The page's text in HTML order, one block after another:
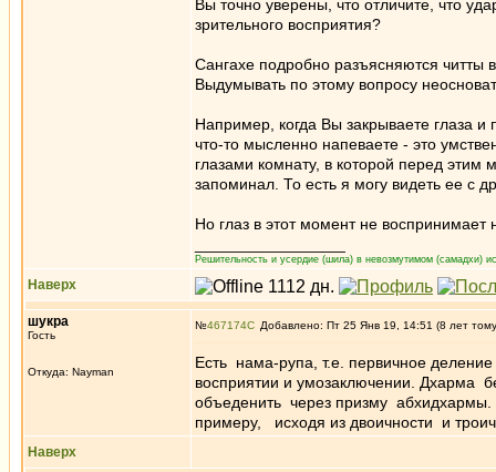
Вы точно уверены, что отличите, что
зрительного восприятия?
Сангахе подробно разъясняются читты
Выдумывать по этому вопросу
Например, когда Вы закрываете глаза и
что-то мысленно напеваете - это
глазами комнату, в которой перед этим
запоминал. То есть я могу видеть ее с
Но глаз в этот момент не
Решительность и усердие (шила) в невозмутимом (самадхи)
Наверх
шукра
Гость
Откуда: Nayman
№467174 Добавлено: Пт 25 Янв 19, 14:51 (8 лет
Есть нама-рупа, т.е. первичное
восприятии и умозаключении. Дхарма
объеденить через призму
примеру, исходя из двоичности и
Наверх